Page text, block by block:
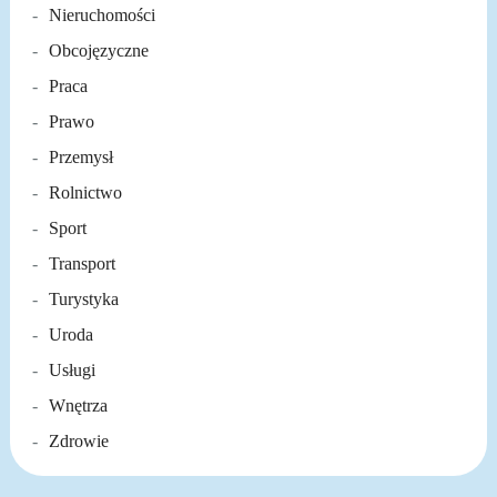
Nieruchomości
Obcojęzyczne
Praca
Prawo
Przemysł
Rolnictwo
Sport
Transport
Turystyka
Uroda
Usługi
Wnętrza
Zdrowie